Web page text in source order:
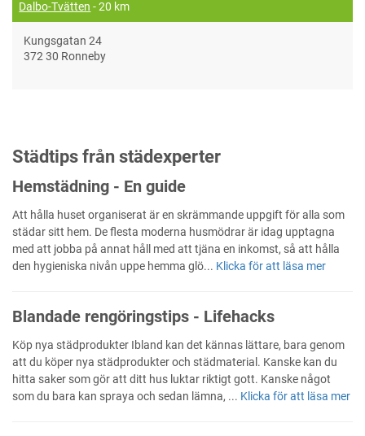
Dalbo-Tvätten - 20 km
Kungsgatan 24
372 30 Ronneby
Städtips från städexperter
Hemstädning - En guide
Att hålla huset organiserat är en skrämmande uppgift för alla som
städar sitt hem. De flesta moderna husmödrar är idag upptagna
med att jobba på annat håll med att tjäna en inkomst, så att hålla
den hygieniska nivån uppe hemma glö... Klicka för att läsa mer
Blandade rengöringstips - Lifehacks
Köp nya städprodukter Ibland kan det kännas lättare, bara genom
att du köper nya städprodukter och städmaterial. Kanske kan du
hitta saker som gör att ditt hus luktar riktigt gott. Kanske något
som du bara kan spraya och sedan lämna, ... Klicka för att läsa mer